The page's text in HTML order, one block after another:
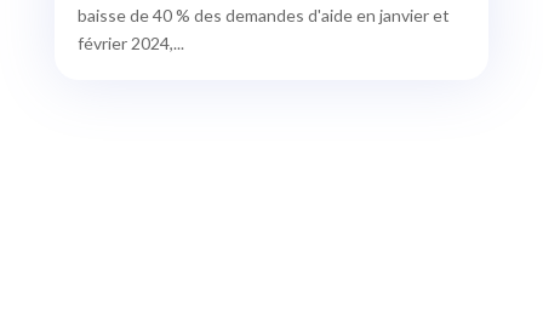
baisse de 40 % des demandes d'aide en janvier et
février 2024,...